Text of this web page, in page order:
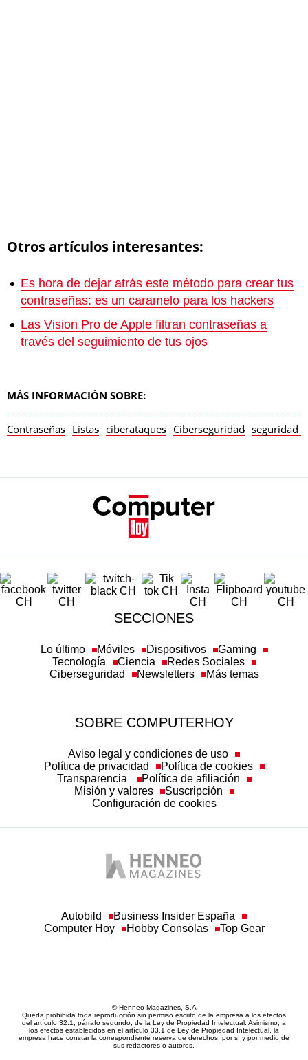
Otros artículos interesantes:
Es hora de dejar atrás este método para crear tus
contraseñas: es un caramelo para los hackers
Las Vision Pro de Apple filtran contraseñas a
través del seguimiento de tus ojos
MÁS INFORMACIÓN SOBRE:
Contraseñas Listas ciberataques Ciberseguridad seguridad
SECCIONES
Tecnología
Ciencia
Redes Sociales
Ciberseguridad
Newsletters Más temas
Política de privacidad
Política de cookies
Transparencia
Política de afiliación
Misión y valores
Suscripción
Configuración de cookies
Computer Hoy
Hobby Consolas Top Gear
del artículo 32.1, párrafo segundo, de la Ley de Propiedad Intelectual. Asimismo, a
los efectos establecidos en el artículo 33.1 de Ley de Propiedad Intelectual, la
empresa hace constar la correspondiente reserva de derechos, por sí y por medio de
sus redactores o autores.